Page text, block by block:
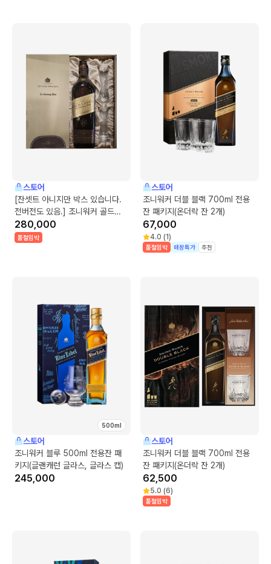
스토어
[잔셋트 아니지만 박스 있습니다.
전버전도 있음.] 조니워커 골드
100주년 기념 블렌드 18년 전용잔
패키지
280,000
품절임박
스토어
조니워커 더블 블랙 700ml 전용
잔 패키지(온더락 잔 2개)
67,000
4.0 (1)
품절임박 매장특가 추천
500ml
스토어
조니워커 블루 500ml 전용잔 패
키지(글랜캐런 글라스, 글라스 캡)
245,000
스토어
조니워커 더블 블랙 700ml 전용
잔 패키지(온더락 잔 2개)
62,500
5.0 (6)
품절임박